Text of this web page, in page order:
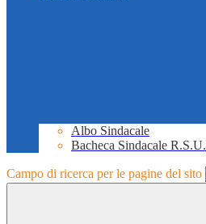
Albo Sindacale
Bacheca Sindacale R.S.U.
Campo di ricerca per le pagine del sito